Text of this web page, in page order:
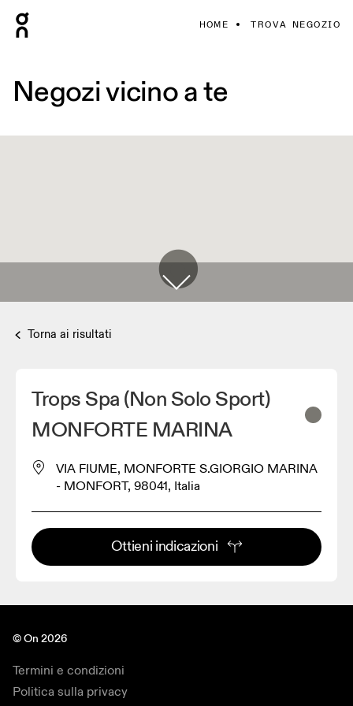
HOME TROVA NEGOZIO
Negozi vicino a te
Torna ai risultati
Trops Spa (Non Solo Sport)
MONFORTE MARINA
VIA FIUME, MONFORTE S.GIORGIO MARINA
- MONFORT, 98041, Italia
Ottieni indicazioni
© On 2026
Termini e condizioni
Politica sulla privacy